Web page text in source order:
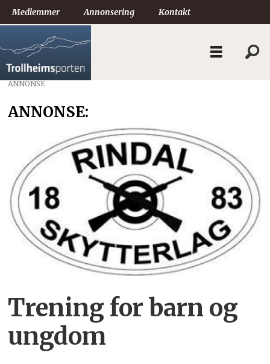
Medlemmer Annonsering Kontakt
ANNONSE
ANNONSE:
Trening for barn og
ungdom